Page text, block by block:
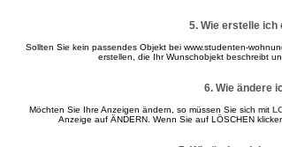
5. Wie erstelle ich
Sollten Sie kein passendes Objekt bei www.studenten-
erstellen, die Ihr Wunschobjekt beschreibt
6. Wie ändere
Möchten Sie Ihre Anzeigen ändern, so müssen Sie sich mit
Anzeige auf ÄNDERN. Wenn Sie auf LÖSCHEN